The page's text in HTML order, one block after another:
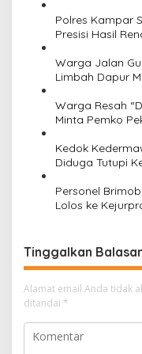
Polres Kampar
Presisi Hasil
Warga Jalan
Limbah Dapur
Warga Resah
Minta Pemko
Kedok
Diduga Tutupi
Personel
Lolos ke
Tinggalkan
Alamat email Anda tidak
ditandai *